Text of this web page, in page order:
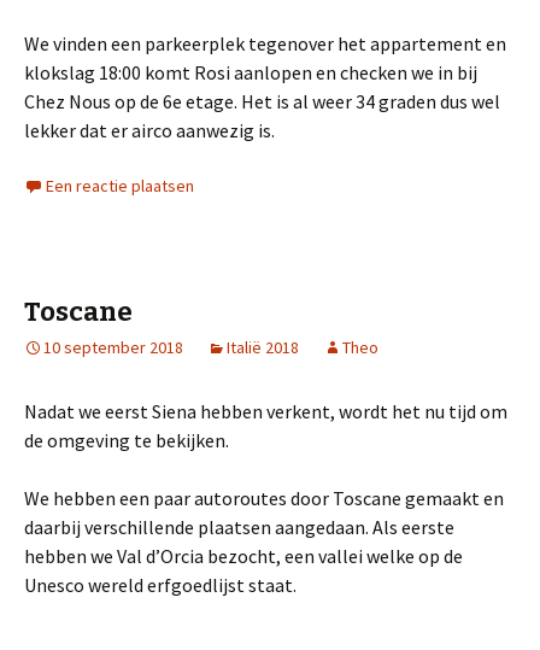
We vinden een parkeerplek tegenover het appartement en
klokslag 18:00 komt Rosi aanlopen en checken we in bij
Chez Nous op de 6e etage. Het is al weer 34 graden dus wel
lekker dat er airco aanwezig is.
Een reactie plaatsen
Toscane
10 september 2018 Italië 2018 Theo
Nadat we eerst Siena hebben verkent, wordt het nu tijd om
de omgeving te bekijken.
We hebben een paar autoroutes door Toscane gemaakt en
daarbij verschillende plaatsen aangedaan. Als eerste
hebben we Val d’Orcia bezocht, een vallei welke op de
Unesco wereld erfgoedlijst staat.